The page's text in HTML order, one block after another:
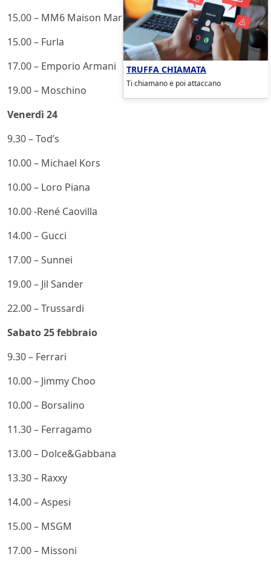
15.00 – MM6 Maison Margiela
15.00 – Furla
17.00 – Emporio Armani
19.00 – Moschino
Venerdì 24
9.30 – Tod’s
10.00 – Michael Kors
10.00 – Loro Piana
10.00 -René Caovilla
14.00 – Gucci
17.00 – Sunnei
19.00 – Jil Sander
22.00 – Trussardi
Sabato 25 febbraio
9.30 – Ferrari
10.00 – Jimmy Choo
10.00 – Borsalino
11.30 – Ferragamo
13.00 – Dolce&Gabbana
13.30 – Raxxy
14.00 – Aspesi
15.00 – MSGM
17.00 – Missoni
TRUFFA CHIAMATA
Ti chiamano e poi attaccano